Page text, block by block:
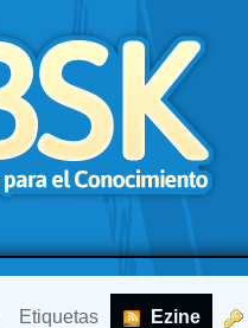
Etiquetas Ezine